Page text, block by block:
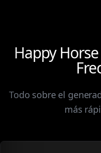
Happy
Todo sobre el
más